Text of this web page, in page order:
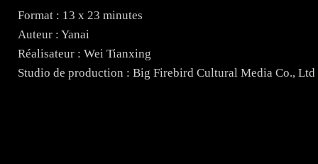
Format : 13 x 23 minutes
Auteur : Yanai
Réalisateur : Wei Tianxing
Studio de production : Big Firebird Cultural Media Co., Ltd